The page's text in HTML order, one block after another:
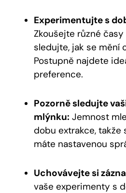
Experimentujte s
Zkoušejte různé
sledujte, jak se mění
Postupně najdete
preference.
Pozorně sledujte
mlýnku: Jemnost
dobu extrakce, takže
máte nastavenou
Uchovávejte si
vaše experimenty s